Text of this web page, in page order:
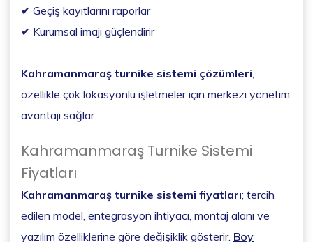
✔ Geçiş kayıtlarını raporlar
✔ Kurumsal imajı güçlendirir
Kahramanmaraş turnike sistemi çözümleri
özellikle çok lokasyonlu işletmeler için merkezi yönetim
avantajı sağlar.
Kahramanmaraş Turnike Sistemi
Fiyatları
Kahramanmaraş turnike sistemi fiyatları; tercih
edilen model, entegrasyon ihtiyacı, montaj alanı ve
yazılım özelliklerine göre değişiklik gösterir. Boy